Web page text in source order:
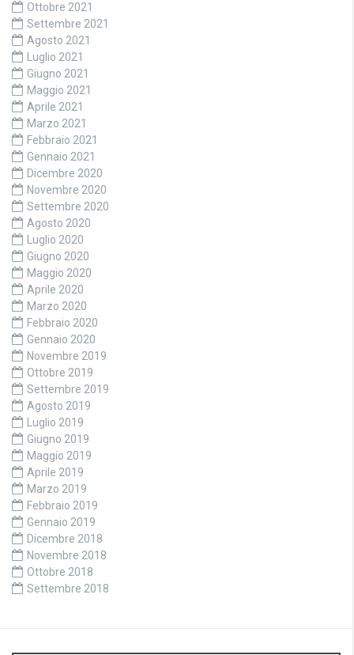
Ottobre 2021
Settembre 2021
Agosto 2021
Luglio 2021
Giugno 2021
Maggio 2021
Aprile 2021
Marzo 2021
Febbraio 2021
Gennaio 2021
Dicembre 2020
Novembre 2020
Settembre 2020
Agosto 2020
Luglio 2020
Giugno 2020
Maggio 2020
Aprile 2020
Marzo 2020
Febbraio 2020
Gennaio 2020
Novembre 2019
Ottobre 2019
Settembre 2019
Agosto 2019
Luglio 2019
Giugno 2019
Maggio 2019
Aprile 2019
Marzo 2019
Febbraio 2019
Gennaio 2019
Dicembre 2018
Novembre 2018
Ottobre 2018
Settembre 2018